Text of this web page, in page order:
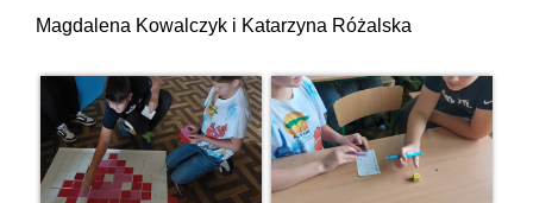
Magdalena Kowalczyk i Katarzyna Różalska